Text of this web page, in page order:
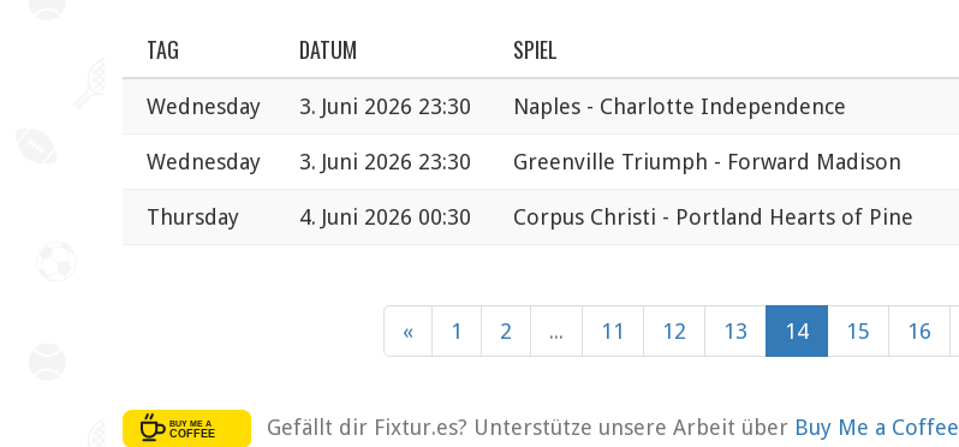
TAG DATUM SPIEL
Wednesday 3. Juni 2026 23:30 Naples - Charlotte Independence
Wednesday 3. Juni 2026 23:30 Greenville Triumph - Forward Madison
Thursday 4. Juni 2026 00:30 Corpus Christi - Portland Hearts of Pine
« 1 2 ... 11 12 13 14 15 16
Gefällt dir Fixtur.es? Unterstütze unsere Arbeit über Buy Me a Coffee